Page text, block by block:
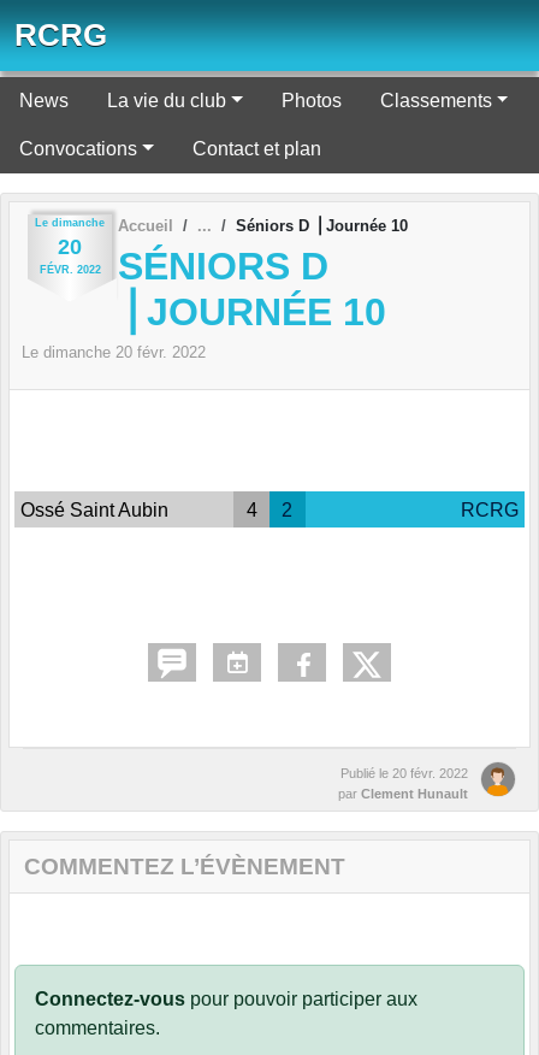
RCRG
News La vie du club Photos Classements
Convocations Contact et plan
Le dimanche
20
FÉVR. 2022
Accueil Séniors D ⎪Journée 10
SÉNIORS D
⎪JOURNÉE 10
Le dimanche 20 févr. 2022
Ossé Saint Aubin 4 2 RCRG
Publié le 20 févr. 2022
par Clement Hunault
COMMENTEZ L’ÉVÈNEMENT
Connectez-vous pour pouvoir participer aux
commentaires.